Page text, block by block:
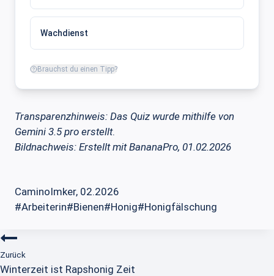
Wachdienst
Brauchst du einen Tipp?
Transparenzhinweis: Das Quiz wurde mithilfe von
Gemini 3.5 pro erstellt.
Bildnachweis: Erstellt mit BananaPro, 01.02.2026
CaminoImker, 02.2026
Schlagworte:
#Arbeiterin#Bienen#Honig#Honigfälschung
Beitragsnavigation
Zurück
Winterzeit ist Rapshonig Zeit